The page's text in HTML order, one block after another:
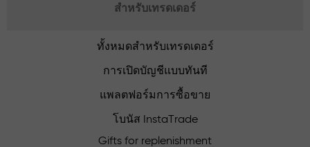
สำหรับเทรดเดอร์
ทั้งหมดสำหรับเทรดเดอร์
การเปิดบัญชีแบบทันที
แพลตฟอร์มการซื้อขาย
โบนัส InstaTrade
Gifts for replenishment